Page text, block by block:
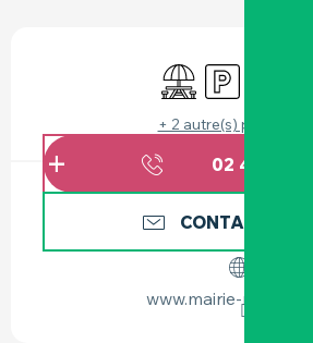
OUVERTURE ET
Aire de pique nique
Parking
+ 2 autre(s)
02 40 54
CONTACTEZ-
www.mairie-